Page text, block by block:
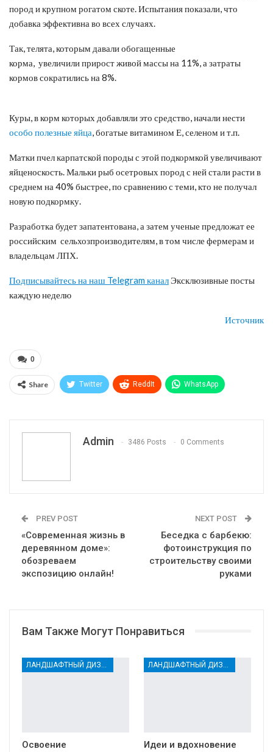
пород и крупном рогатом скоте. Испытания показали, что
добавка эффективна во всех случаях.
Так, телята, которым давали обогащенные
корма, увеличили прирост живой массы на 11%, а затраты
кормов сократились на 8%.
Куры, в корм которых добавляли это средство, начали нести
особо полезные яйца, богатые витамином Е, селеном и т.п.
Матки пчел карпатской породы с этой подкормкой увеличивают
яйценоскость. Мальки рыб осетровых пород с ней стали расти в
среднем на 40% быстрее, по сравнению с теми, кто не получал
новую подкормку.
Разработка будет запатентована, а затем ученые предложат ее
российским сельхозпроизводителям, в том числе фермерам и
владельцам ЛПХ.
Подписывайтесь на наш Telegram каналЭксклюзивные посты
каждую неделю
Источник
0
Share Twitter ReddIt WhatsApp
Admin 3486 Posts 0 Comments
PREV POST
«Современная жизнь в
деревянном доме»:
обозреваем
экспозицию онлайн!
NEXT POST
Беседка с барбекю:
фотоинструкция по
строительству своими
руками
Вам Также Могут Понравиться
Освоение
Идеи и вдохновение